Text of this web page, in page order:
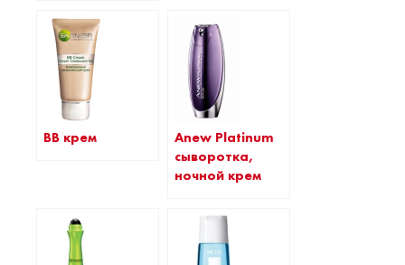
BB крем
Anew Platinum
сыворотка,
ночной крем